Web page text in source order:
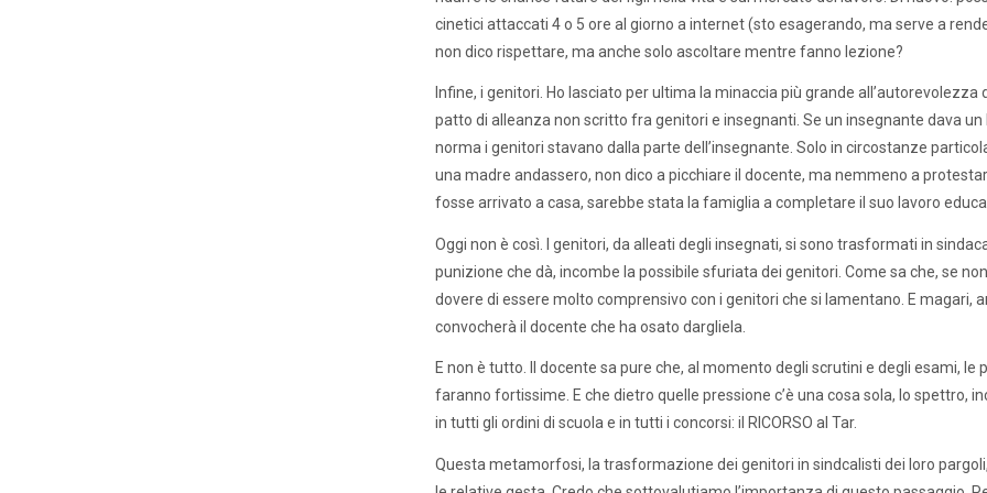
cinetici attaccati 4 o 5 ore al giorno a internet (sto esagerando, ma serve a
non dico rispettare, ma anche solo ascoltare mentre fanno lezione?
Infine, i genitori. Ho lasciato per ultima la minaccia più grande
patto di alleanza non scritto fra genitori e insegnanti. Se un insegnante dava
norma i genitori stavano dalla parte dell’insegnante. Solo in circostanze
una madre andassero, non dico a picchiare il docente, ma nemmeno a
fosse arrivato a casa, sarebbe stata la famiglia a completare il suo lavoro
Oggi non è così. I genitori, da alleati degli insegnati, si sono trasformati in
punizione che dà, incombe la possibile sfuriata dei genitori. Come sa che, se
dovere di essere molto comprensivo con i genitori che si lamentano. E magari,
convocherà il docente che ha osato dargliela.
E non è tutto. Il docente sa pure che, al momento degli scrutini e degli esami,
faranno fortissime. E che dietro quelle pressione c’è una cosa sola, lo spettro,
in tutti gli ordini di scuola e in tutti i concorsi: il RICORSO al Tar.
Questa metamorfosi, la trasformazione dei genitori in sindcalisti dei loro